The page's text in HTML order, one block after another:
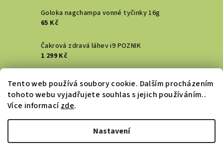
Tento web používá soubory cookie. Dalším procházením
tohoto webu vyjadřujete souhlas s jejich používáním..
Více informacízde.
Nastavení
Goloka nagchampa vonné tyčinky 16g
65 Kč
Čakrová zdravá láhev i9 POZNIK
1 299 Kč
Vykuřovací svazek - Šalvěj bílá
129 Kč
DENTAL ACTIV HŘEBÍČKOVÝ zubní gel
183 Kč